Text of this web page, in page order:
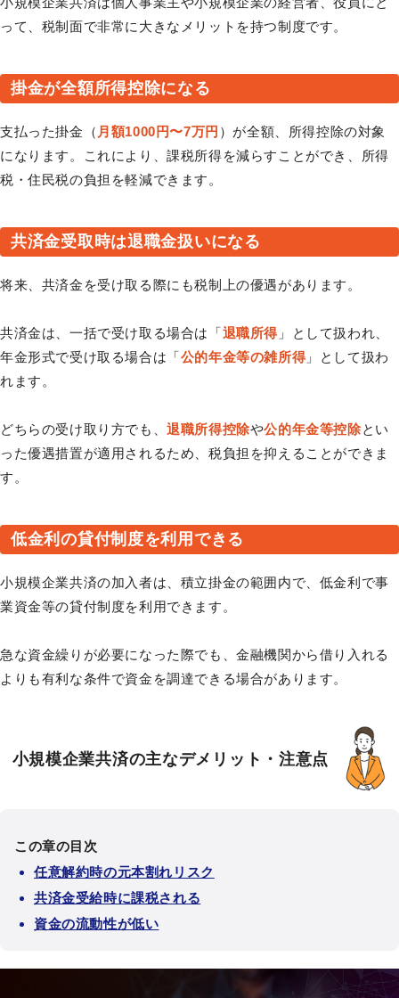
って、税制面で非常に大きなメリットを持つ制度です。
掛金が全額所得控除になる
支払った掛金（ 月額1000円〜7万円 ）が全額、所得控除の対象
になります。これにより、課税所得を減らすことができ、所得
税・住民税の負担を軽減できます。
共済金受取時は退職金扱いになる
将来、共済金を受け取る際にも税制上の優遇があります。
共済金は、一括で受け取る場合は「退職所得 」として扱われ、
年金形式で受け取る場合は「公的年金等の雑所得」として扱わ
れます。
どちらの受け取り方でも、退職所得控除や公的年金等控除とい
った優遇措置が適用されるため、税負担を抑えることができま
す。
低金利の貸付制度を利用できる
小規模企業共済の加入者は、積立掛金の範囲内で、低金利で事
業資金等の貸付制度を利用できます。
急な資金繰りが必要になった際でも、金融機関から借り入れる
よりも有利な条件で資金を調達できる場合があります。
小規模企業共済の主なデメリット・注意点
この章の目次
任意解約時の元本割れリスク
共済金受給時に課税される
資金の流動性が低い